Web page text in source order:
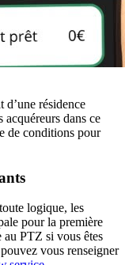
d’une résidence
acquéreurs dans ce
de conditions pour
logique, les
pour la première
PTZ si vous êtes
vous renseigner